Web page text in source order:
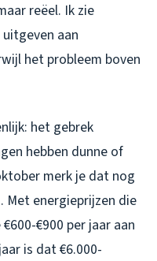
reëel. Ik zie
aan
het probleem boven
het gebrek
hebben dunne of
merk je dat nog
energieprijzen die
€900 per jaar aan
is dat €6.000-